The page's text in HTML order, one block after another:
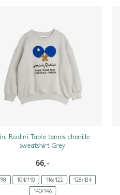
104/110 116/122
128/134
140/146
Rodini Table tennis chenille
sweatshirt Grey
66,-